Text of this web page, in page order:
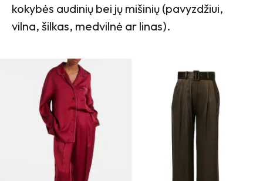
kokybės audinių bei jų mišinių (pavyzdžiui,
vilna, šilkas, medvilnė ar linas).